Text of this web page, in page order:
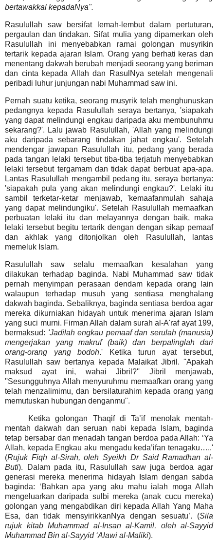
bertawakkal kepadaNya".
Rasulullah saw bersifat lemah-lembut dalam pertuturan,
pergaulan dan tindakan. Sifat mulia yang dipamerkan oleh
Rasulullah ini menyebabkan ramai golongan musyrikin
tertarik kepada ajaran Islam. Orang yang berhati keras dan
menentang dakwah berubah menjadi seorang yang beriman
dan cinta kepada Allah dan RasulNya setelah mengenali
peribadi luhur junjungan nabi Muhammad saw ini.
Pernah suatu ketika, seorang musyrik telah menghunuskan
pedangnya kepada Rasulullah seraya bertanya, 'siapakah
yang dapat melindungi engkau daripada aku membunuhmu
sekarang?'. Lalu jawab Rasulullah, 'Allah yang melindungi
aku daripada sebarang tindakan jahat engkau'. Setelah
mendengar jawapan Rasulullah itu, pedang yang berada
pada tangan lelaki tersebut tiba-tiba terjatuh menyebabkan
lelaki tersebut tergamam dan tidak dapat berbuat apa-apa.
Lantas Rasulullah mengambil pedang itu, seraya bertanya:
'siapakah pula yang akan melindungi engkau?'. Lelaki itu
sambil terketar-ketar menjawab, 'kemaafanmulah sahaja
yang dapat melindungiku'. Setelah Rasulullah memaafkan
perbuatan lelaki itu dan melayannya dengan baik, maka
lelaki tersebut begitu tertarik dengan dengan sikap pemaaf
dan akhlak yang ditonjolkan oleh Rasulullah, lantas
memeluk Islam.
Rasulullah saw selalu memaafkan kesalahan yang
dilakukan terhadap baginda. Nabi Muhammad saw tidak
pernah menyimpan perasaan dendam kepada orang lain
walaupun terhadap musuh yang sentiasa menghalang
dakwah baginda. Sebaliknya, baginda sentiasa berdoa agar
mereka dikurniakan hidayah untuk menerima ajaran Islam
yang suci murni. Firman Allah dalam surah al-A'raf ayat 199,
bermaksud: 'Jadilah engkau pemaaf dan serulah (manusia)
mengerjakan yang makruf (baik) dan berpalinglah dari
orang-orang yang bodoh.'
Ketika turun ayat tersebut,
Rasulullah saw bertanya kepada Malaikat Jibril. ''Apakah
maksud ayat ini, wahai Jibril?'' Jibril menjawab,
''Sesungguhnya Allah menyuruhmu memaafkan orang yang
telah menzalimimu, dan bersilaturahim kepada orang yang
memutuskan hubungan denganmu".
Ketika golongan Thaqif di Ta’if menolak mentah-
mentah dakwah dan seruan nabi kepada Islam, baginda
tetap bersabar dan menadah tangan berdoa pada Allah: ‘Ya
Allah, kepada Engkau aku mengadu keda’ifan tenagaku…..'
(Rujuk Fiqh al-Sirah, oleh Syeikh Dr Said Ramadhan al-
Buti). Dalam pada itu, Rasulullah saw juga berdoa agar
generasi mereka menerima hidayah Islam dengan sabda
baginda:
‘Bahkan apa yang aku mahu ialah moga Allah
mengeluarkan daripada sulbi mereka (anak cucu mereka)
golongan yang mengabdikan diri kepada Allah Yang Maha
Esa, dan tidak mensyirikkanNya dengan sesuatu’. (Sila
rujuk kitab Muhammad al-Insan al-Kamil, oleh al-Sayyid
Muhammad Bin al-Sayyid ‘Alawi al-Maliki).